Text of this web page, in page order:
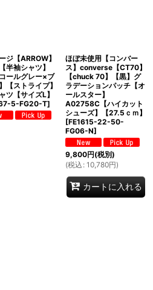
ジ【ARROW】
半袖シャツ】
コールグレー×ブ
【ストライプ】
ツ【サイズL】
5-FG20-T]
ほぼ未使用【コンバー
ス】converse【CT70】
【chuck 70】【黒】グ
ラデーションパッチ【オ
ールスター】
A02758C【ハイカット
シューズ】【27.5ｃｍ】
[FE1615-22-50-
FG06-N]
9,800円(税別)
(税込 : 10,780円)
カートに入れる